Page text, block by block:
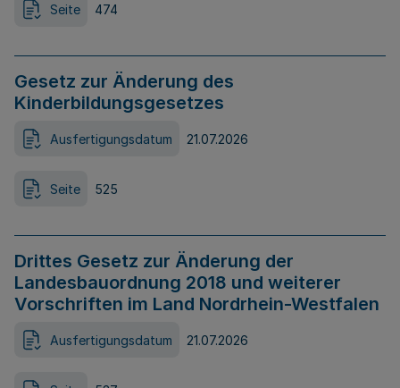
Seite 474
Gesetz zur Änderung des
Kinderbildungsgesetzes
Ausfertigungsdatum 21.07.2026
Seite 525
Drittes Gesetz zur Änderung der
Landesbauordnung 2018 und weiterer
Vorschriften im Land Nordrhein-Westfalen
Ausfertigungsdatum 21.07.2026